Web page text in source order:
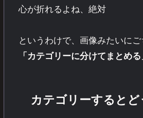
心が折れるよね、絶対
というわけで、画像みたいに
「カテゴリーに分けてまとめる
カテゴリーするとど